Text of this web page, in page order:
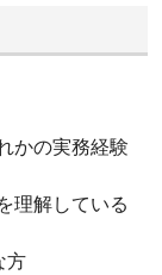
かの実務経験
理解している
方